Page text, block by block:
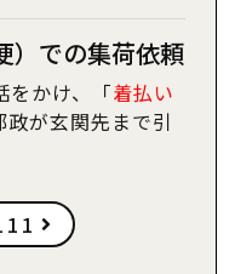
）での集荷依頼
をかけ、「着払い
政が玄関先まで引